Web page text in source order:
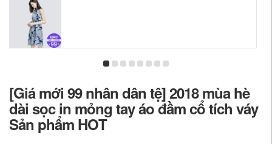
[Giá mới 99 nhân dân tệ] 2018 mùa hè
dài sọc in mỏng tay áo đầm cổ tích váy
Sản phẩm HOT